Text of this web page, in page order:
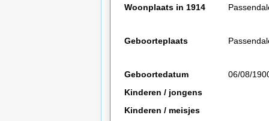
Woonplaats in 1914
Geboorteplaats
Geboortedatum
06/08/
Kinderen / jongens
Kinderen / meisjes